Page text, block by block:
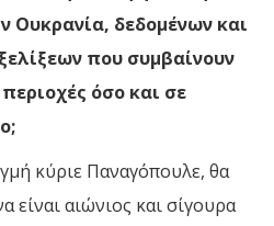
Ουκρανία, δεδομένων και
που συμβαίνουν
όσο και σε
κύριε Παναγόπουλε, θα
είναι αιώνιος και σίγουρα